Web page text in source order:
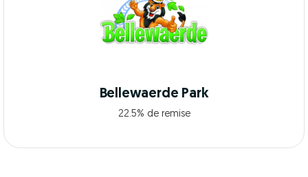
Bellewaerde Park
22.5% de remise